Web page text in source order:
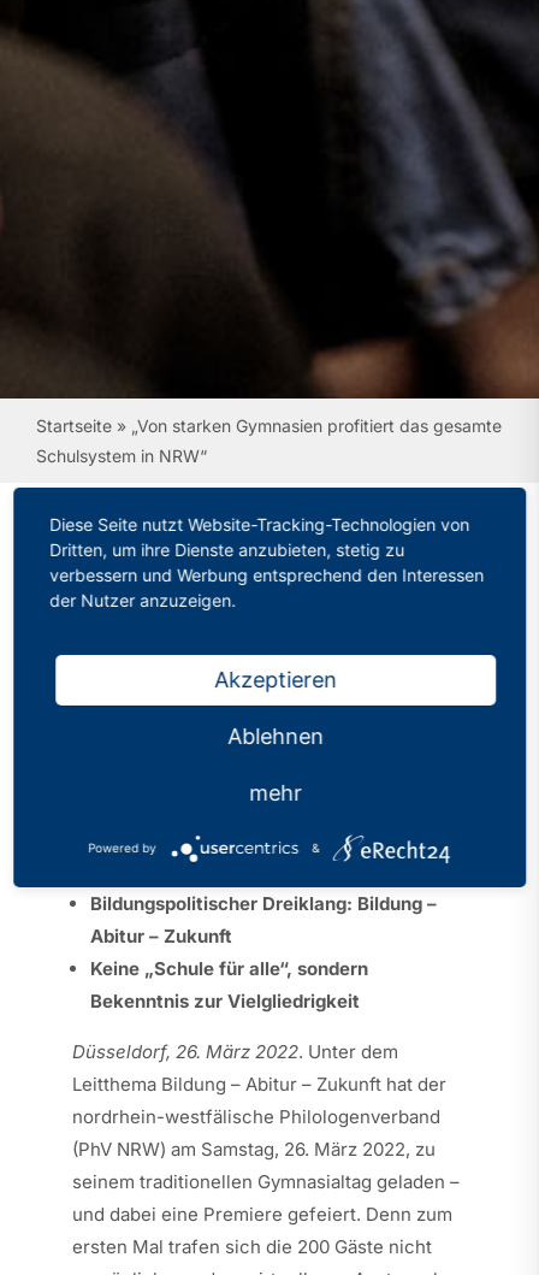
Startseite» „Von starken Gymnasien profitiert das gesamte
Schulsystem in NRW“
„Von starken Gymnasien
Schulsystem in NRW“
Veröffentlicht: 26.03.2022
Gelungene Premiere für ersten digitalen
Bildungspolitischer Dreiklang: Bildung –
Abitur – Zukunft
Keine „Schule für alle“, sondern
Bekenntnis zur Vielgliedrigkeit
Düsseldorf, 26. März 2022. Unter dem
Leitthema Bildung – Abitur – Zukunft hat der
nordrhein-westfälische Philologenverband
(PhV NRW) am Samstag, 26. März 2022, zu
seinem traditionellen Gymnasialtag geladen –
und dabei eine Premiere gefeiert. Denn zum
ersten Mal trafen sich die 200 Gäste nicht
Diese Seite nutzt Website-Tracking-Technologien von
Dritten, um ihre Dienste anzubieten, stetig zu
verbessern und Werbung entsprechend den Interessen
der Nutzer anzuzeigen.
Akzeptieren
Ablehnen
mehr
Powered by &